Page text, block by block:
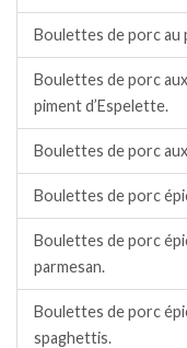
Boulettes de porc au
Boulettes de porc
piment d’Espelette.
Boulettes de porc
Boulettes de porc
Boulettes de porc
parmesan.
Boulettes de porc
spaghettis.